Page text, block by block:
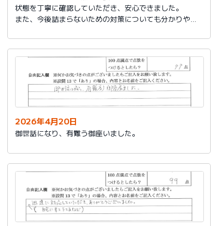
状態を丁寧に確認していただき、安心できました。
また、今後詰まらないための対策についても分かりやす
ありがとうございました。
2026年4月20日
御世話になり、有難う御座いました。